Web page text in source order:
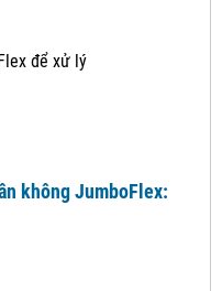
để xử lý
không JumboFlex: